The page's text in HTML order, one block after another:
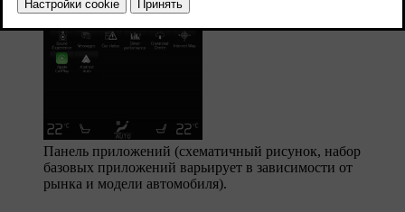
Панель приложений (схематичный рисунок, набор
базовых приложений варьирует в зависимости от
рынка и модели автомобиля).